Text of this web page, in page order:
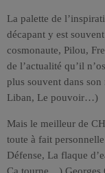
La palette de
décapant y est
cosmonaute, Pilou,
de l’actualité qu’il
plus souvent dans
Liban, Le pouvoir…)
Mais le meilleur de
toute à fait
Défense, La flaque